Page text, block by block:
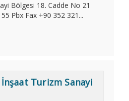
Bölgesi 18. Cadde No 21
Pbx Fax +90 352 321...
İnşaat Turizm Sanayi